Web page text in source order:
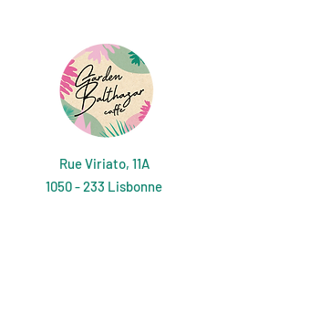
Rue Viriato, 11A
1050 - 233 Lisbonne